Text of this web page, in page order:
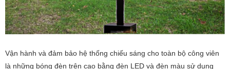
Vận hành và đảm bảo hệ thống chiếu sáng cho toàn bộ công viên
là những bóng đèn trên cao bằng đèn LED và đèn màu sử dụng